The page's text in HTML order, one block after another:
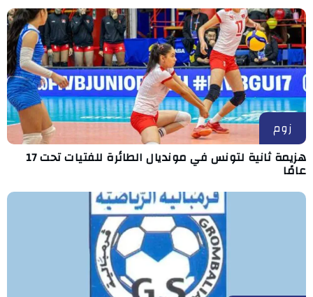
زوم
هزيمة ثانية لتونس في مونديال الطائرة للفتيات تحت 17
عامًا